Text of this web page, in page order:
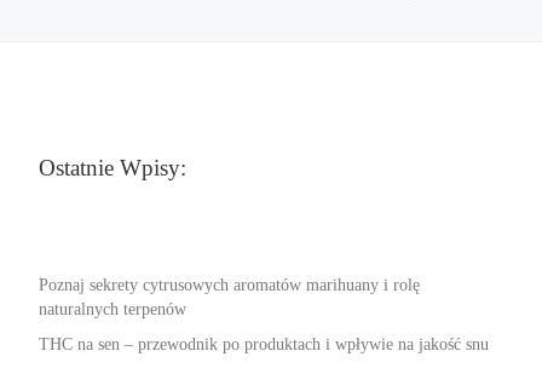
Ostatnie Wpisy:
Poznaj sekrety cytrusowych aromatów marihuany i rolę
naturalnych terpenów
THC na sen – przewodnik po produktach i wpływie na jakość snu